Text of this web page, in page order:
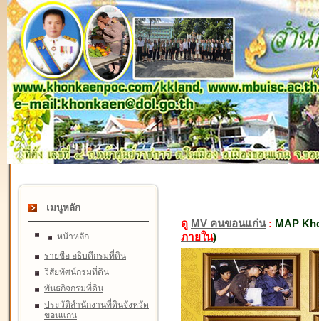
เมนูหลัก
หน้าหลัก
รายชื่อ อธิบดีกรมที่ดิน
วิสัยทัศน์กรมที่ดิน
พันธกิจกรมที่ดิน
ประวัติสำนักงานที่ดินจังหวัด
ขอนแก่น
ดู MV คนขอนแก่น: MAP
ภายใน)